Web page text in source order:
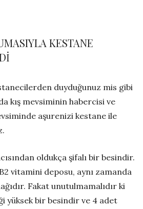
KESTANE
duyduğunuz mis gibi
kış mevsiminin habercisi ve
aşurenizi kestane ile
oldukça şifalı bir besindir.
vitamini deposu, aynı zamanda
Fakat unutulmamalıdır ki
yüksek bir besindir ve 4 adet